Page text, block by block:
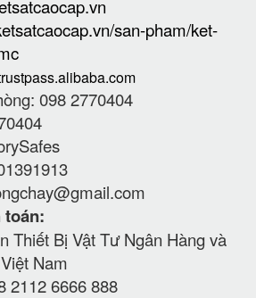
san-pham/ket-
098 2770404
toán:
Thiết Bị Vật Tư Ngân Hàng và
Nam
2112 6666 888